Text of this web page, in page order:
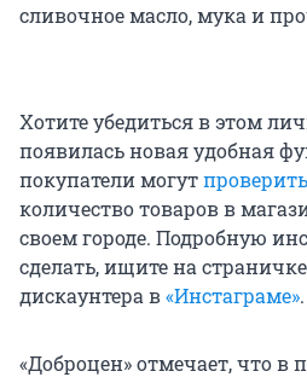
сливочное масло, мука и
Хотите убедиться в этом
появилась новая удобная
покупатели могут
количество товаров в
своем городе. Подробную
сделать, ищите на
дискаунтера в«Инстаграме».
«Доброцен» отмечает, что в